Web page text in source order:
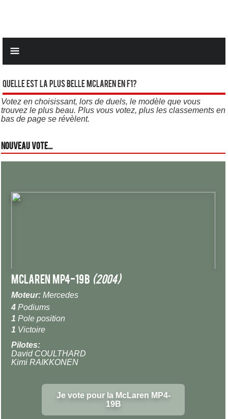
Quelle est la plus belle Mclaren en F1?
Votez en choisissant, lors de duels, le modèle que vous
trouvez le plus beau. Plus vous votez, plus les classements en
bas de page se révèlent.
Nouveau vote...
McLaren MP4-19B (2004)
Moteur: Mercedes
4 Podiums
1 Pole position
1 Victoire
Pilotes:
David COULTHARD
Kimi RAIKKONEN
Je vote pour la McLaren MP4-
19B